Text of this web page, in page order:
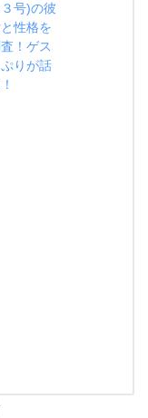
号)の彼
性格を
！ゲス
ぷりが話